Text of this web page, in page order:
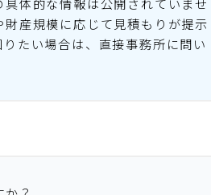
産規模に応じて見積もりが提示
たい場合は、直接事務所に問い